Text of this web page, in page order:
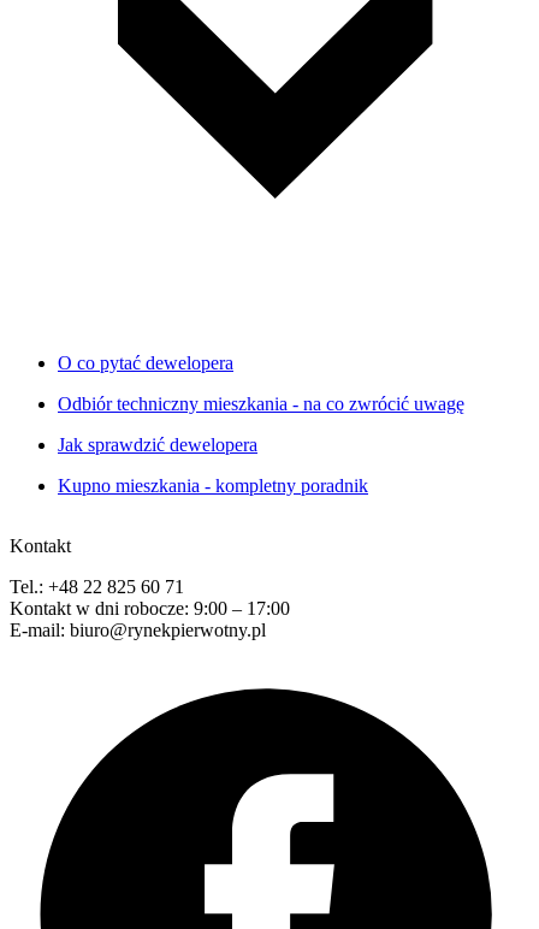
O co pytać dewelopera
Odbiór techniczny mieszkania - na co zwrócić uwagę
Jak sprawdzić dewelopera
Kupno mieszkania - kompletny poradnik
Kontakt
Tel.: +48 22 825 60 71
Kontakt w dni robocze: 9:00 – 17:00
E-mail: biuro@rynekpierwotny.pl